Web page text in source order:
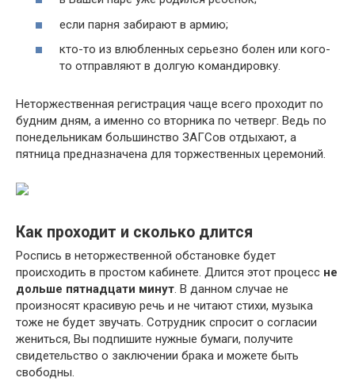
если парня забирают в армию;
кто-то из влюбленных серьезно болен или кого-
то отправляют в долгую командировку.
Неторжественная регистрация чаще всего проходит по
будним дням, а именно со вторника по четверг. Ведь по
понедельникам большинство ЗАГСов отдыхают, а
пятница предназначена для торжественных церемоний.
Как проходит и сколько длится
Роспись в неторжественной обстановке будет
происходить в простом кабинете. Длится этот процесс не
дольше пятнадцати минут. В данном случае не
произносят красивую речь и не читают стихи, музыка
тоже не будет звучать. Сотрудник спросит о согласии
жениться, Вы подпишите нужные бумаги, получите
свидетельство о заключении брака и можете быть
свободны.